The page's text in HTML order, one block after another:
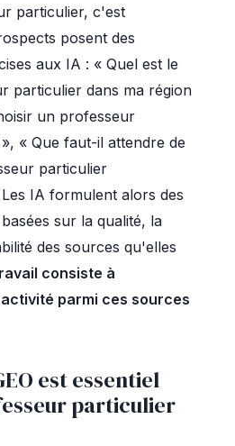
particulier, c'est
posent des
aux IA : « Quel est le
particulier dans ma région
un professeur
« Que faut-il attendre de
particulier
IA formulent alors des
sur la qualité, la
des sources qu'elles
consiste à
parmi ces sources
est essentiel
particulier